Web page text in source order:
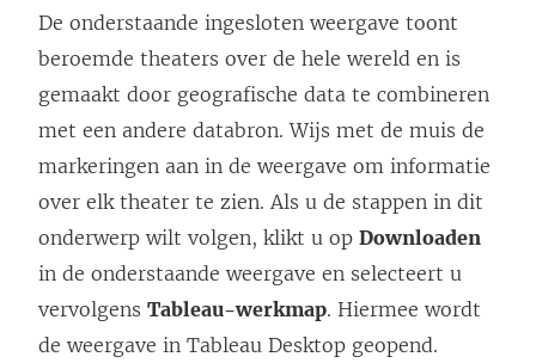
De onderstaande ingesloten weergave toont
beroemde theaters over de hele wereld en is
gemaakt door geografische data te combineren
met een andere databron. Wijs met de muis de
markeringen aan in de weergave om informatie
over elk theater te zien. Als u de stappen in dit
onderwerp wilt volgen, klikt u op Downloaden
in de onderstaande weergave en selecteert u
vervolgens Tableau-werkmap. Hiermee wordt
de weergave in Tableau Desktop geopend.